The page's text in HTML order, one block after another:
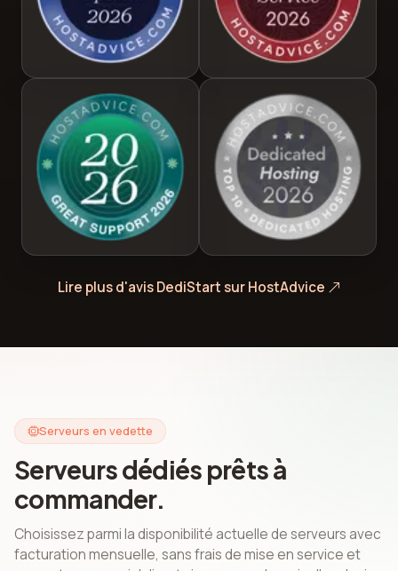
Lire plus d'avis DediStart sur HostAdvice
Serveurs en vedette
Serveurs dédiés prêts à
commander.
Choisissez parmi la disponibilité actuelle de serveurs avec
facturation mensuelle, sans frais de mise en service et